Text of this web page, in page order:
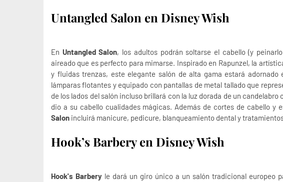
Untangled Salon en Disney Wish
En Untangled Salon, los adultos podrán soltarse el cabello (y
aireado que es perfecto para mimarse. Inspirado en Rapunzel, la
y fluidas trenzas, este elegante salón de alta gama estará adornado
lámparas flotantes y equipado con pantallas de metal tallado que
de los lados del salón incluso brillará con la luz dorada de un
dio a su cabello cualidades mágicas. Además de cortes de cabello y
Salon incluirá manicure, pedicure, blanqueamiento dental y
Hook’s Barbery en Disney Wish
Hook's Barbery le dará un giro único a un salón tradicional europeo